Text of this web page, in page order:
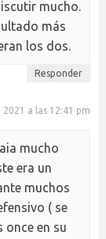
mucho.
más
los dos.
Responder
2021 a las 12:41 pm
mucho
era un
muchos
( se
en su